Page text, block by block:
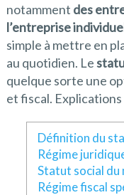
notamment des
l’entreprise
simple à mettre en
au quotidien. Le
quelque sorte une
et fiscal.
Définition du
Régime
Statut social
Régime fiscal